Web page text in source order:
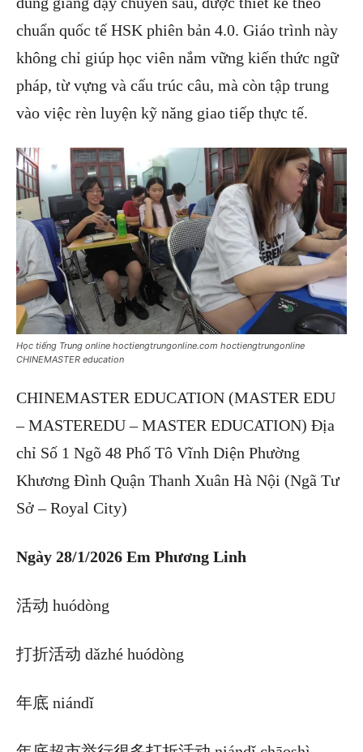
chuẩn quốc tế HSK phiên bản 4.0. Giáo trình này
không chỉ giúp học viên nắm vững kiến thức ngữ
pháp, từ vựng và cấu trúc câu, mà còn tập trung
vào việc rèn luyện kỹ năng giao tiếp thực tế.
Học tiếng Trung online hoctiengtrungonline.com hoctiengtrungonline
CHINEMASTER education
CHINEMASTER EDUCATION (MASTER EDU
– MASTEREDU – MASTER EDUCATION) Địa
chỉ Số 1 Ngõ 48 Phố Tô Vĩnh Diện Phường
Khương Đình Quận Thanh Xuân Hà Nội (Ngã Tư
Sở – Royal City)
Ngày 28/1/2026 Em Phương Linh
活动 huódòng
打折活动 dǎzhé huódòng
年底 niándǐ